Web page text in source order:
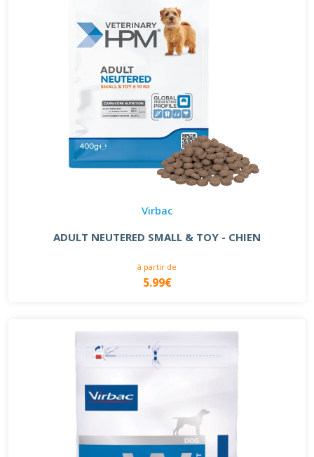
Virbac
ADULT NEUTERED SMALL & TOY - CHIEN
à partir de
5.99€